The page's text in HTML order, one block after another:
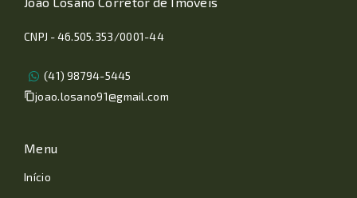
CNPJ - 46.505.353/0001-44
(41) 98794-5445
joao.losano91@gmail.com
Menu
Início